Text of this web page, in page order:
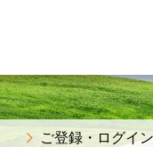
ご登録・ログイン